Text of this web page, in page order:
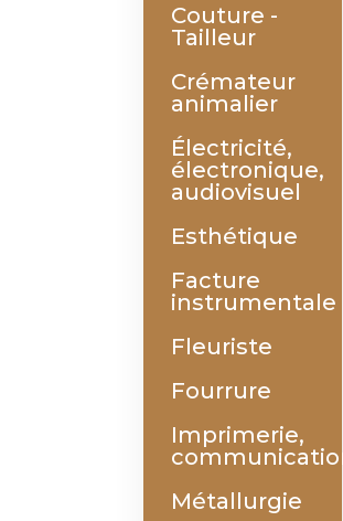
Couture -
Tailleur
Crémateur
animalier
Électricité,
électronique,
audiovisuel
Esthétique
Facture
instrumentale
Fleuriste
Fourrure
Imprimerie,
communication
Métallurgie